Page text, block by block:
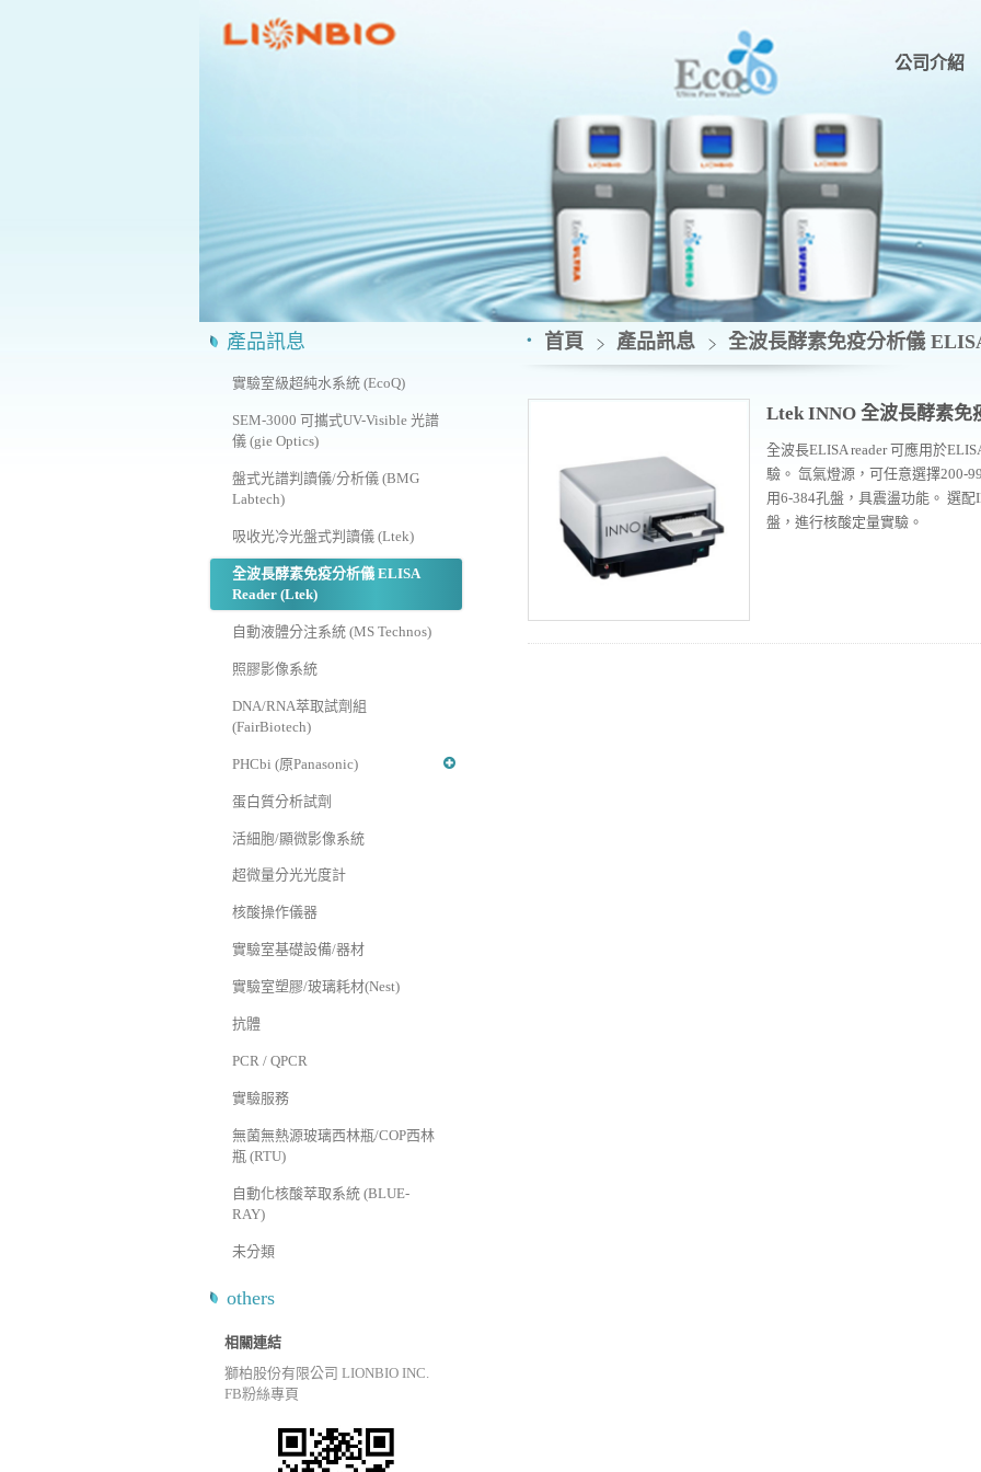
公司介紹
產品訊息
實驗室級超純水系統 (EcoQ)
SEM-3000 可攜式UV-Visible 光譜
儀 (gie Optics)
盤式光譜判讀儀/分析儀 (BMG
Labtech)
吸收光冷光盤式判讀儀 (Ltek)
全波長酵素免疫分析儀 ELISA
Reader (Ltek)
自動液體分注系統 (MS Technos)
照膠影像系統
DNA/RNA萃取試劑組
(FairBiotech)
PHCbi (原Panasonic)
蛋白質分析試劑
活細胞/顯微影像系統
超微量分光光度計
核酸操作儀器
實驗室基礎設備/器材
實驗室塑膠/玻璃耗材(Nest)
抗體
PCR / QPCR
實驗服務
無菌無熱源玻璃西林瓶/COP西林
瓶 (RTU)
自動化核酸萃取系統 (BLUE-
RAY)
未分類
others
相關連結
獅柏股份有限公司 LIONBIO INC.
FB粉絲專頁
首頁 產品訊息 全波長酵素免疫分析儀
Ltek INNO 全波長酵素免
全波長ELISA reader可應用於
驗。 氙氣燈源，可任意選擇200-
用6-384孔盤，具震盪功能。 選配
盤，進行核酸定量實驗。